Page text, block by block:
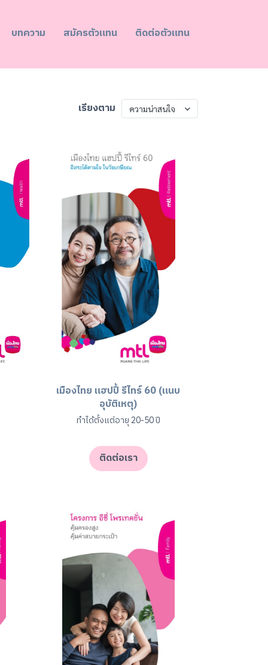
บทความ สมัครตัวแทน ติดต่อตัวแทน
เรียงตาม ความน่าสนใจ
เมืองไทย แฮปปี้ รีไทร์ 60 (แนบ
อุบัติเหตุ)
ทำได้ตั้งแต่อายุ 20-50 ปี
ติดต่อเรา